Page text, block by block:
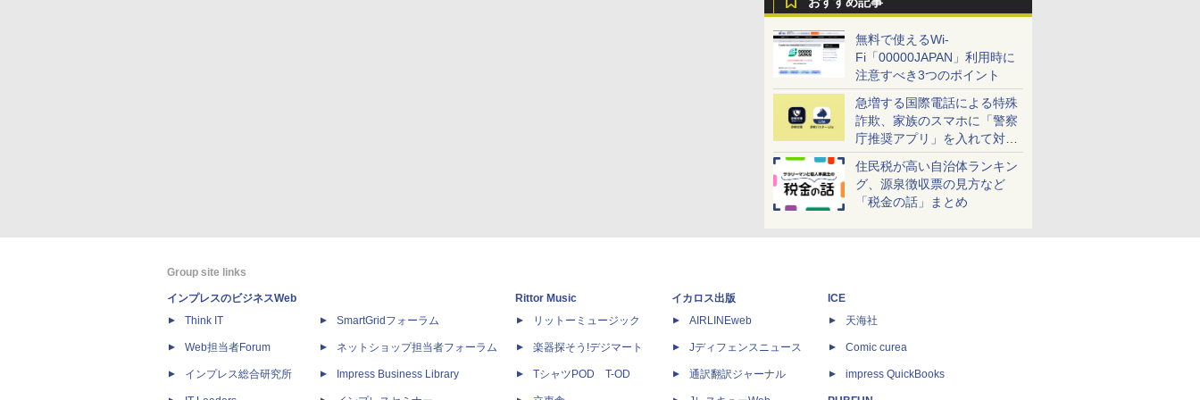
無料で使えるWi-
Fi「00000JAPAN」利用時に
注意すべき3つのポイント
急増する国際電話による特殊
詐欺、家族のスマホに「警察
庁推奨アプリ」を入れて対策
しよう！
住民税が高い自治体ランキン
グ、源泉徴収票の見方など
「税金の話」まとめ
Group site links
インプレスのビジネスWeb
Think IT
Web担当者Forum
インプレス総合研究所
SmartGridフォーラム
ネットショップ担当者フォーラム
Impress Business Library
Rittor Music
リットーミュージック
楽器探そう!デジマート
TシャツPOD T-OD
イカロス出版
AIRLINEweb
Jディフェンスニュース
通訳翻訳ジャーナル
ICE
天海社
Comic curea
impress QuickBooks